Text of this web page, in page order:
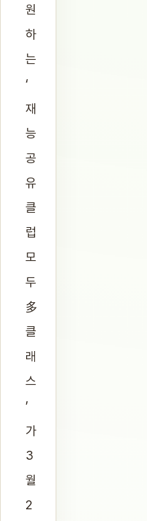
원
하
는
‘
재
능
공
유
클
럽
모
두
多
클
래
스
’
가
3
월
2